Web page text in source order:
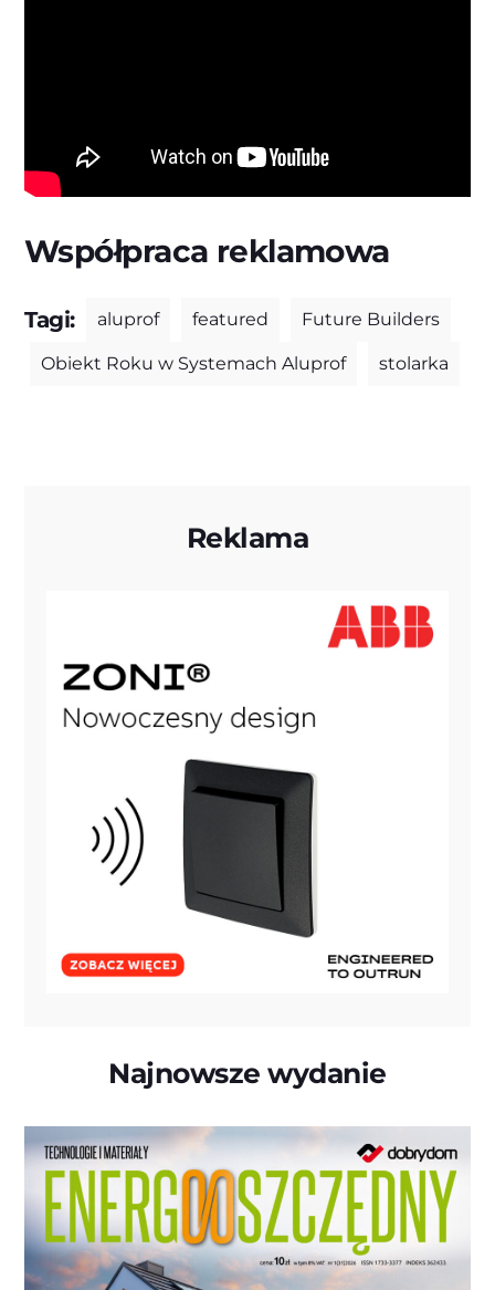
Współpraca reklamowa
Tagi: aluprof featured Future Builders
Obiekt Roku w Systemach Aluprof stolarka
Reklama
Najnowsze wydanie